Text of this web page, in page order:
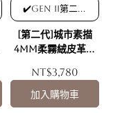
✔️Gen II第二代
柔霧絨皮革表層
✔️可降解柔霧絨
素皮革，特殊耐
濕超止滑
[第二代]城市素描
4mm柔霧絨皮革天
倫敦
NT$3,780
加入購物車